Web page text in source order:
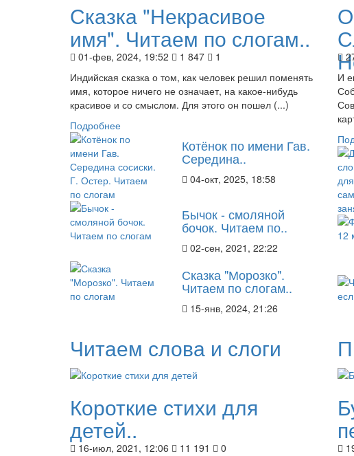
Сказка "Некрасивое
имя". Читаем по слогам..
01-фев, 2024, 19:52 1 847
1
Индийская сказка о том, как человек решил поменять
имя, которое ничего не означает, на какое-нибудь
красивое и со смыслом. Для этого он пошел (...)
Подробнее
Котёнок по имени Гав.
Середина..
04-окт, 2025, 18:58
Бычок - смоляной
бочок. Читаем по..
02-сен, 2021, 22:22
Сказка "Морозко".
Читаем по слогам..
15-янв, 2024, 21:26
И
Читаем слова и слоги
Короткие стихи для
детей..
16-июл, 2021, 12:06 11 191
0